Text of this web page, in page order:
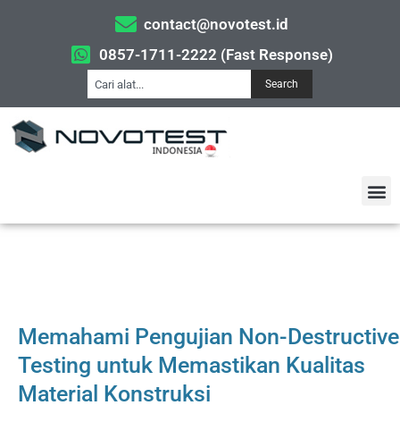
contact@novotest.id
0857-1711-2222 (Fast Response)
Search
Memahami Pengujian Non-Destructive
Testing untuk Memastikan Kualitas
Material Konstruksi